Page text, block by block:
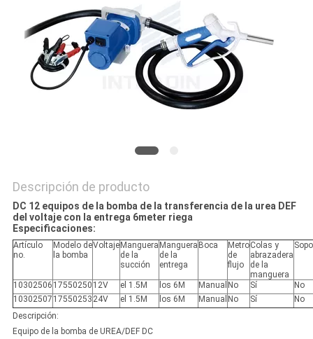
PRIVACY
POLICY
Descripción de producto
DC 12 equipos de la bomba de la transferencia de la urea DEF
del voltaje con la entrega 6meter riega
Especificaciones:
Artículo
no.
Modelo de
la bomba
Voltaje Manguera
de la
succión
Manguera
de la
entrega
Boca
Metro
de
flujo
Colas y
abrazadera
de la
manguera
10302506 17550250 12V el 1.5M los 6M Manual No Sí
No
10302507 17550253 24V el 1.5M los 6M Manual No Sí
No
Descripción:
Equipo de la bomba de UREA/DEF DC